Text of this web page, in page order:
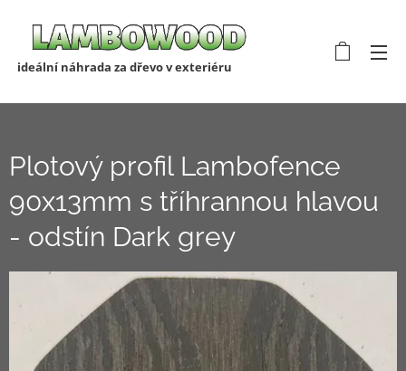
ideální náhrada za dřevo v exteriéru
Plotový profil Lambofence
90x13mm s tříhrannou hlavou
- odstín Dark grey